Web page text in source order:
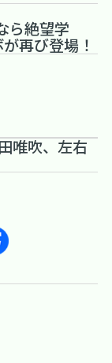
ら絶望学
再び登場！
唯吹、左右